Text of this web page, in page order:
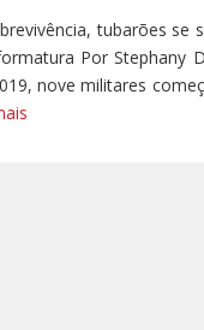
tubarões se
Por Stephany
nove militares